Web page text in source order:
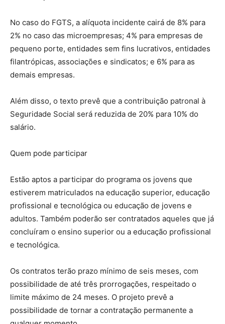
No caso do FGTS, a alíquota incidente cairá de 8% para
2% no caso das microempresas; 4% para empresas de
pequeno porte, entidades sem fins lucrativos, entidades
filantrópicas, associações e sindicatos; e 6% para as
demais empresas.
Além disso, o texto prevê que a contribuição patronal à
Seguridade Social será reduzida de 20% para 10% do
salário.
Quem pode participar
Estão aptos a participar do programa os jovens que
estiverem matriculados na educação superior, educação
profissional e tecnológica ou educação de jovens e
adultos. Também poderão ser contratados aqueles que já
concluíram o ensino superior ou a educação profissional
e tecnológica.
Os contratos terão prazo mínimo de seis meses, com
possibilidade de até três prorrogações, respeitado o
limite máximo de 24 meses. O projeto prevê a
possibilidade de tornar a contratação permanente a